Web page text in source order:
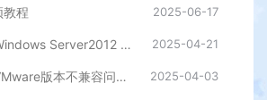
程 2025-06-17
如何关闭服务器Windows Server2012 自带的杀毒程序 2025-04-21
虚拟机与此版本VMware版本不兼容问题的解决方法 2025-04-03